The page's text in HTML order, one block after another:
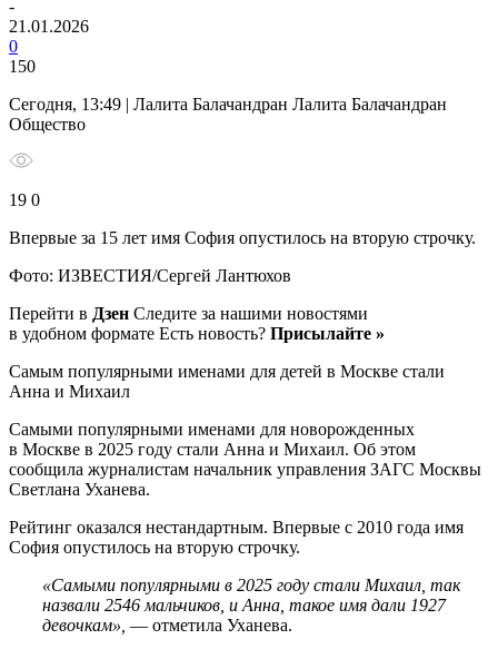
-
21.01.2026
0
150
Сегодня, 13:49 | Лалита Балачандран Лалита Балачандран
Общество
19 0
Впервые за 15 лет имя София опустилось на вторую строчку.
Фото: ИЗВЕСТИЯ/Сергей Лантюхов
Перейти в Дзен Следите за нашими новостями
в удобном формате Есть новость? Присылайте »
Самым популярными именами для детей в Москве стали
Анна и Михаил
Самыми популярными именами для новорожденных
в Москве в 2025 году стали Анна и Михаил. Об этом
сообщила журналистам начальник управления ЗАГС Москвы
Светлана Уханева.
Рейтинг оказался нестандартным. Впервые с 2010 года имя
София опустилось на вторую строчку.
«Самыми популярными в 2025 году стали Михаил, так
назвали 2546 мальчиков, и Анна, такое имя дали 1927
девочкам», — отметила Уханева.